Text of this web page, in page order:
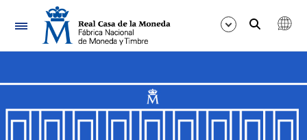
Navegació